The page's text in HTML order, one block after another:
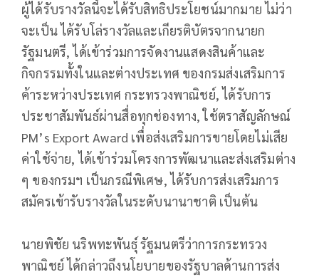
ผู้ได้รับรางวัลนี้จะได้รับสิทธิประโยชน์มากมาย ไม่ว่า
จะเป็น ได้รับโล่รางวัลและเกียรติบัตรจากนายก
รัฐมนตรี, ได้เข้าร่วมการจัดงานแสดงสินค้าและ
กิจกรรมทั้งในและต่างประเทศ ของกรมส่งเสริมการ
ค้าระหว่างประเทศ กระทรวงพาณิชย์, ได้รับการ
ประชาสัมพันธ์ผ่านสื่อทุกช่องทาง, ใช้ตราสัญลักษณ์
PM’s Export Award เพื่อส่งเสริมการขายโดยไม่เสีย
ค่าใช้จ่าย, ได้เข้าร่วมโครงการพัฒนาและส่งเสริมต่าง
ๆ ของกรมฯ เป็นกรณีพิเศษ, ได้รับการส่งเสริมการ
สมัครเข้ารับรางวัลในระดับนานาชาติ เป็นต้น
นายพิชัย นริพทะพันธุ์ รัฐมนตรีว่าการกระทรวง
พาณิชย์ ได้กล่าวถึงนโยบายของรัฐบาลด้านการส่ง